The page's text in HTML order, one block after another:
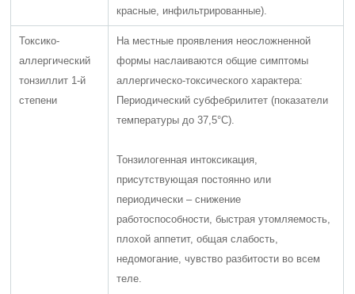
красные, инфильтрированные).
Токсико-
аллергический
тонзиллит 1-й
степени
На местные проявления неосложненной
формы наслаиваются общие симптомы
аллергическо-токсического характера:
Периодический субфебрилитет (показатели
температуры до 37,5°С).
Тонзилогенная интоксикация,
присутствующая постоянно или
периодически – снижение
работоспособности, быстрая утомляемость,
плохой аппетит, общая слабость,
недомогание, чувство разбитости во всем
теле.